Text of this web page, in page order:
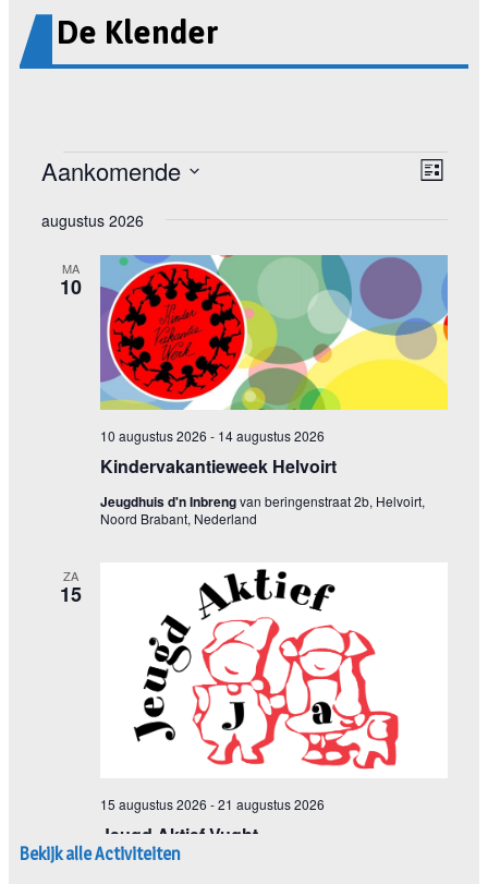
De Klender
Bekijk alle Activiteiten